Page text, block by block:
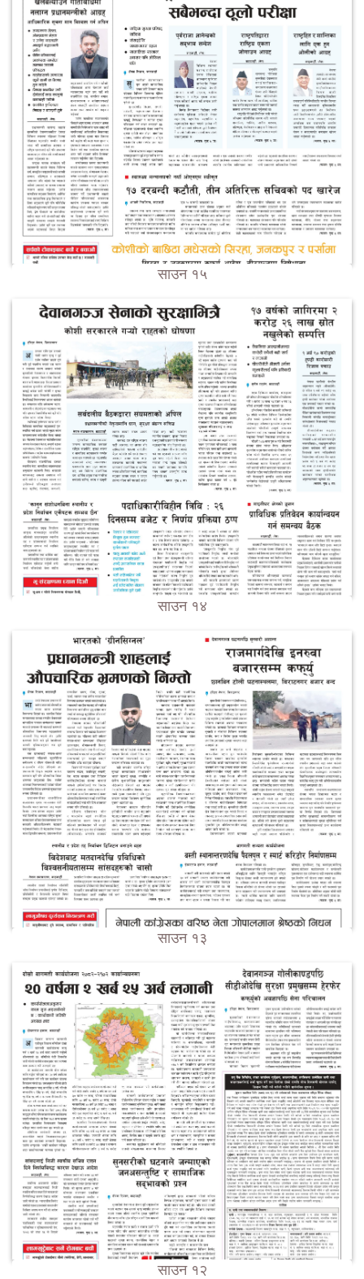
साउन १५
साउन १४
साउन १३
साउन १२